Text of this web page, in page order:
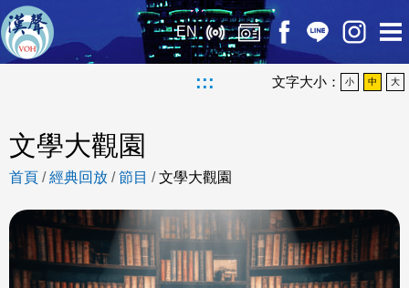
EN
::: 文字大小： 小 中 大
文學大觀園
首頁 /經典回放 /節目 /文學大觀園